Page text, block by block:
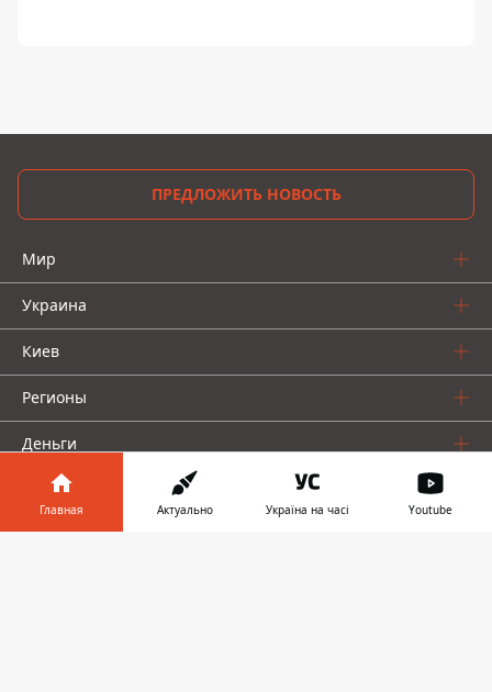
ПРЕДЛОЖИТЬ НОВОСТЬ
Мир
Украина
Киев
Регионы
Деньги
Шоу-биз
Жизнь
Главная Актуально Україна на часі Youtube